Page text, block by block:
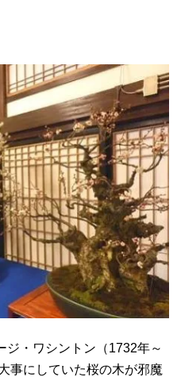
ジ・ワシントン（1732年～
事にしていた桜の木が邪魔